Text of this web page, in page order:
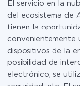
El servicio en la
del ecosistema de
tienen la
convenientemente
dispositivos de la
posibilidad de
electrónico, se